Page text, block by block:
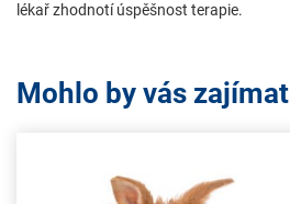
lékař zhodnotí úspěšnost terapie.
Mohlo by vás zajímat